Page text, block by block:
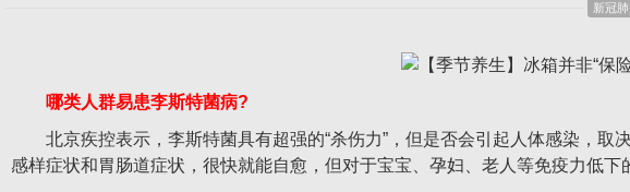
新冠
哪类人群易患李斯特菌病?
北京疾控表示，李斯特菌具有超强的“杀伤力”，但是否会引起人体感染，取
感样症状和胃肠道症状，很快就能自愈，但对于宝宝、孕妇、老人等免疫力低